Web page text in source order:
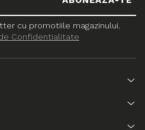
cu promotiile magazinului.
Confidentialitate